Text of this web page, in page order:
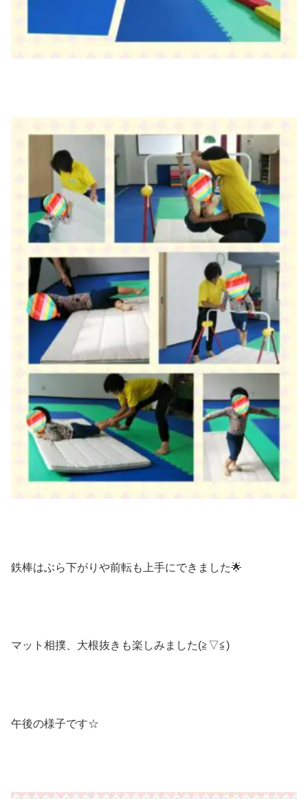
鉄棒はぶら下がりや前転も上手にできました🌟
マット相撲、大根抜きも楽しみました(≧▽≦)
午後の様子です☆